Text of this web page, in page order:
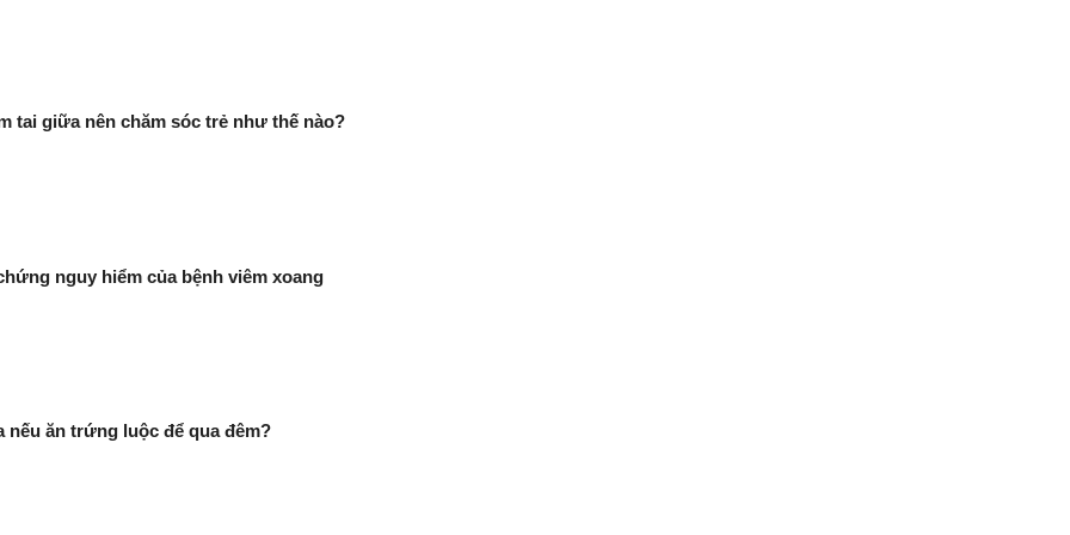
tai giữa nên chăm sóc trẻ như thế nào?
nguy hiểm của bệnh viêm xoang
nếu ăn trứng luộc để qua đêm?